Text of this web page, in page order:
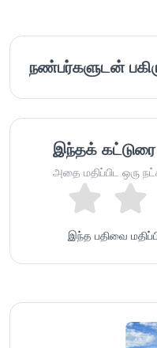
நண்பர்களுடன்
இந்தக் கட்டுரை
அதை மதிப்பிட ஒரு
இந்த பதிவை